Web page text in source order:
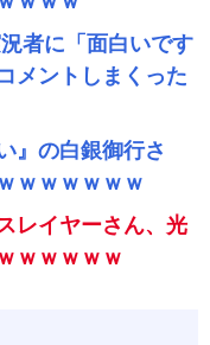
者に「面白いです
メントしまくった
』の白銀御行さ
ｗｗｗｗｗｗ
レイヤーさん、光
ｗｗｗｗｗ